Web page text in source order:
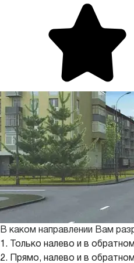
В каком направлении Вам
1. Только налево и в
2. Прямо, налево и в